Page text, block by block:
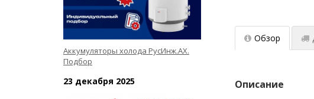
Обзор
Описание
Аккумуляторы холода РусИнж.АХ.
Подбор
23 декабря 2025